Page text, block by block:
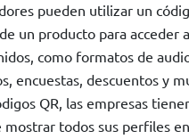
pueden utilizar un
un producto para acceder a
como formatos de
encuestas, descuentos y
QR, las empresas
todos sus perfiles